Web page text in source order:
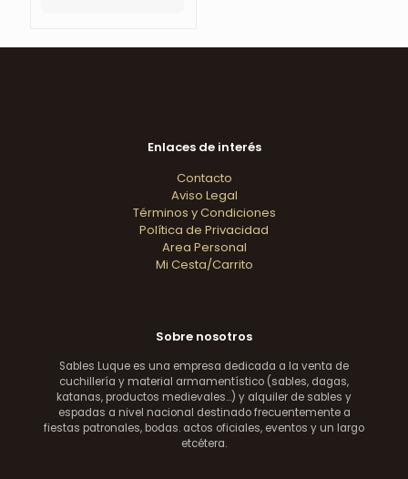
Enlaces de interés
Contacto
Aviso Legal
Términos y Condiciones
Política de Privacidad
Area Personal
Mi Cesta/Carrito
Sobre nosotros
Sables Luque es una empresa dedicada a la venta de
cuchillería y material armamentístico (sables, dagas,
katanas, productos medievales...) y alquiler de sables y
espadas a nivel nacional destinado frecuentemente a
fiestas patronales, bodas. actos oficiales, eventos y un largo
etcétera.